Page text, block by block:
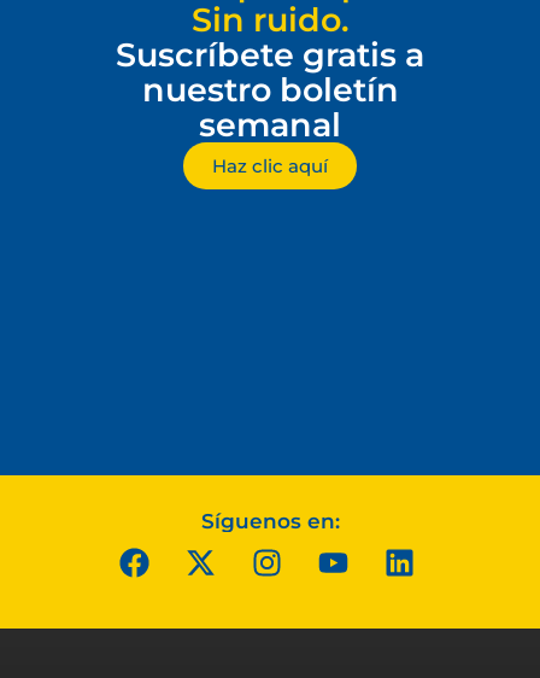
Sin ruido.
Suscríbete gratis a
nuestro boletín
semanal
Haz clic aquí
Síguenos en: